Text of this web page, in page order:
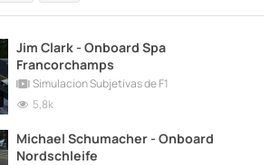
Jim Clark - Onboard Spa
Francorchamps
Simulacion Subjetivas de F1
5,8k
Michael Schumacher - Onboard
Nordschleife